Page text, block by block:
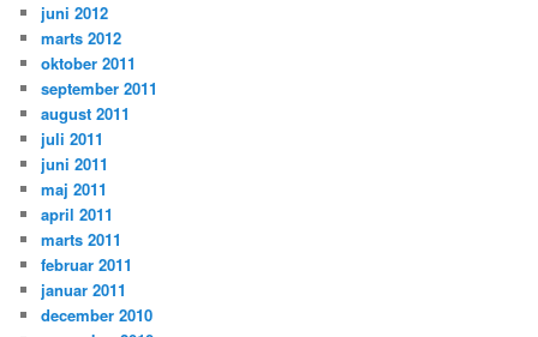
juni 2012
marts 2012
oktober 2011
september 2011
august 2011
juli 2011
juni 2011
maj 2011
april 2011
marts 2011
februar 2011
januar 2011
december 2010